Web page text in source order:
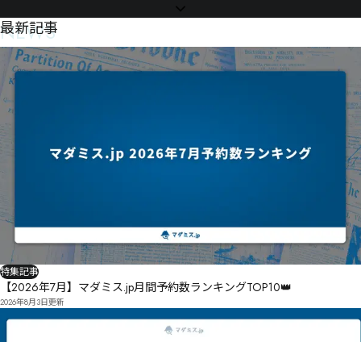
NEWS
最新記事
特集記事
【2026年7月】マダミス.jp月間予約数ランキングTOP10👑
2026年8月3日更新